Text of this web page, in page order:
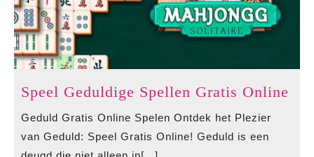
Speel Geduldige Spellen Gratis Online
Geduld Gratis Online Spelen Ontdek het Plezier
van Geduld: Speel Gratis Online! Geduld is een